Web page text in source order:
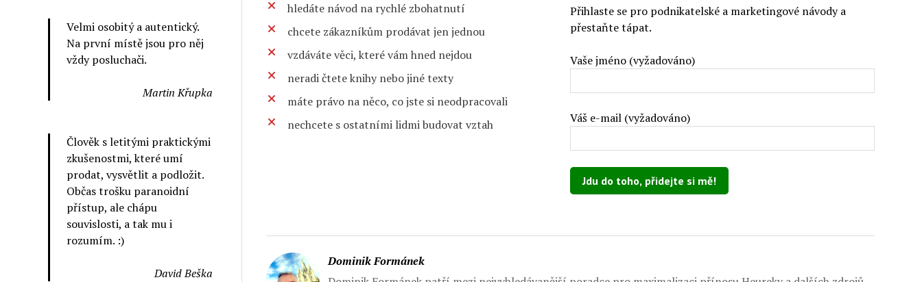
Velmi osobitý a autentický.
Na první místě jsou pro něj
vždy posluchači.
Martin Křupka
Člověk s letitými praktickými
zkušenostmi, které umí
prodat, vysvětlit a podložit.
Občas trošku paranoidní
přístup, ale chápu
souvislosti, a tak mu i
rozumím. :)
David Beška
hledáte návod na rychlé zbohatnutí
chcete zákazníkům prodávat jen jednou
vzdáváte věci, které vám hned nejdou
neradi čtete knihy nebo jiné texty
máte právo na něco, co jste si neodpracovali
nechcete s ostatními lidmi budovat vztah
Přihlaste se pro podnikatelské a marketingové návody a
přestaňte tápat.
Vaše jméno (vyžadováno)
Váš e-mail (vyžadováno)
Dominik Formánek